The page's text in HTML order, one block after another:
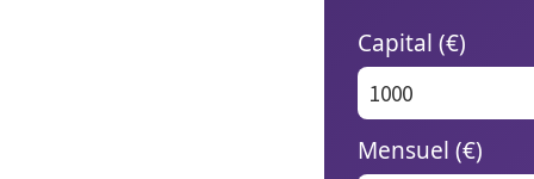
Capital (€)
Mensuel (€)